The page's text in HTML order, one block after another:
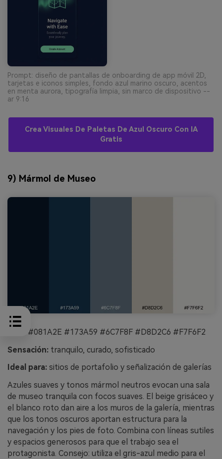
Prompt: diseño de pantallas de onboarding de app móvil 2D,
tarjetas e iconos simples, fondo azul marino oscuro, acentos
en menta aurora, tipografía limpia, sin marco de dispositivo --
ar 9:16
Crea Visuales De Paletas De Azul Oscuro Con IA
Gratis
9) Mármol de Museo
#081A2E #173A59 #6C7F8F #D8D2C6 #F7F6F2
Sensación: tranquilo, curado, sofisticado
Ideal para: sitios de portafolio y señalización de galerías
Azules suaves y tonos mármol neutros evocan una sala
de museo tranquila con focos suaves. El beige grisáceo y
el blanco roto dan aire a los muros de la galería, mientras
que los tonos oscuros aportan estructura para la
navegación y los pies de foto. Combina con líneas sutiles
y espacios generosos para que el trabajo sea el
protagonista. Consejo: utiliza el gris-azul medio para el